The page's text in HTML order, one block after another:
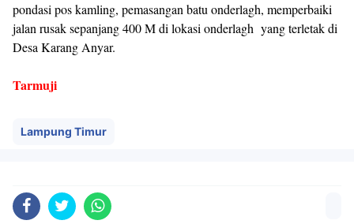
pondasi pos kamling, pemasangan batu onderlagh, memperbaiki
jalan rusak sepanjang 400 M di lokasi onderlagh yang terletak di
Desa Karang Anyar.
Tarmuji
Lampung Timur